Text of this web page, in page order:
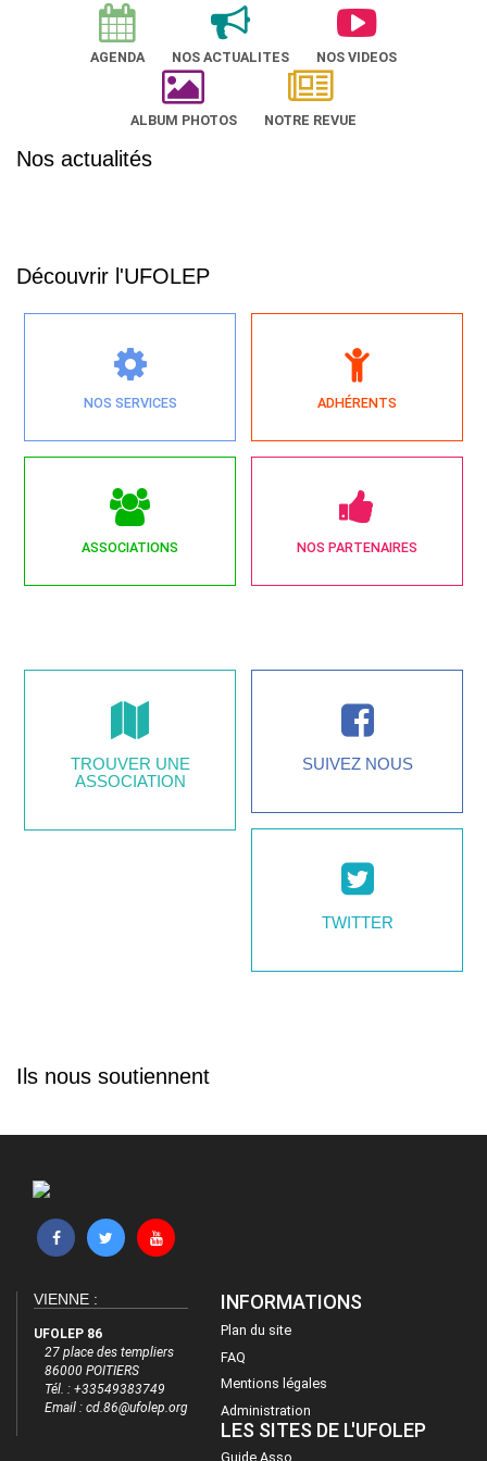
AGENDA NOS ACTUALITES NOS VIDEOS
ALBUM PHOTOS NOTRE REVUE
Nos actualités
Découvrir l'UFOLEP
NOS SERVICES ADHÉRENTS
ASSOCIATIONS NOS PARTENAIRES
TROUVER UNE
ASSOCIATION
SUIVEZ NOUS
TWITTER
Ils nous soutiennent
VIENNE :
UFOLEP 86
27 place des templiers
86000 POITIERS
Tél. : +33549383749
Email : cd.86@ufolep.org
INFORMATIONS
Plan du site
FAQ
Mentions légales
Administration
LES SITES DE L'UFOLEP
Guide Asso